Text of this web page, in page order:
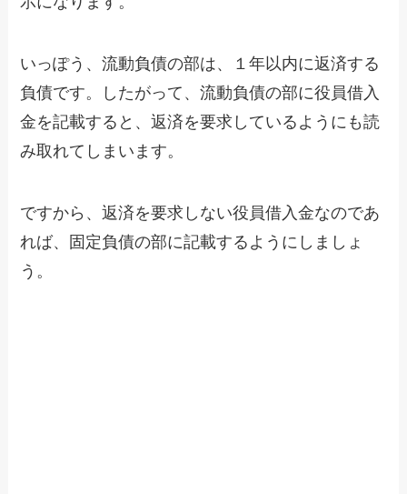
いっぽう、流動負債の部は、１年以内に返済する
負債です。したがって、流動負債の部に役員借入
金を記載すると、返済を要求しているようにも読
み取れてしまいます。
ですから、返済を要求しない役員借入金なのであ
れば、固定負債の部に記載するようにしましょ
う。